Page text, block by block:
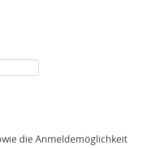
die Anmeldemöglichkeit